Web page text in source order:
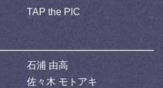
TAP the PIC
石浦 由高
佐々木 モトアキ